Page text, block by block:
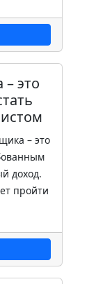
это
– это
доход.
пройти